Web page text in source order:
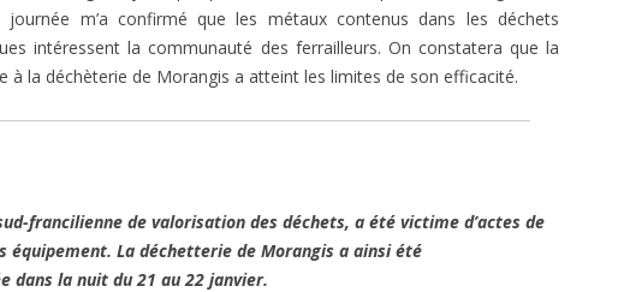
m’a confirmé que les métaux contenus dans les déchets
intéressent la communauté des ferrailleurs. On constatera que la
à la déchèterie de Morangis a atteint les limites de son efficacité.
sud-francilienne de valorisation des déchets, a été victime d’actes de
équipement. La déchetterie de Morangis a ainsi été
dans la nuit du 21 au 22 janvier.